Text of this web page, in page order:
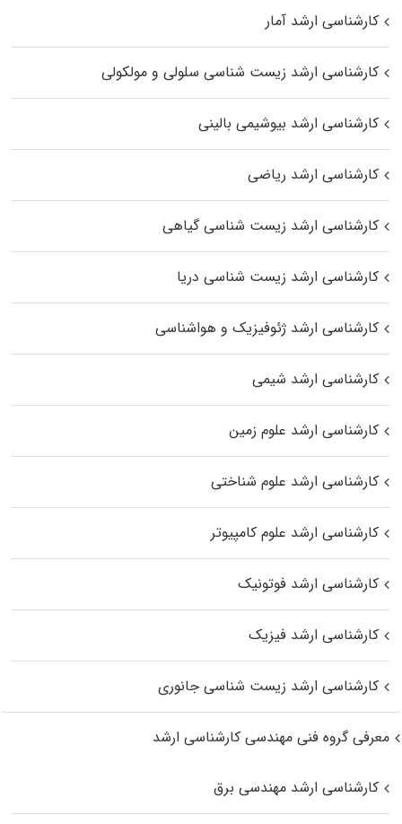
کارشناسی ارشد آمار
کارشناسی ارشد زیست شناسی سلولی و مولکولی
کارشناسی ارشد بیوشیمی بالینی
کارشناسی ارشد ریاضی
کارشناسی ارشد زیست‌ شناسی گیاهی
کارشناسی ارشد زیست‌ شناسی دریا
کارشناسی ارشد ژئوفیزیک و هواشناسی
کارشناسی ارشد شیمی
کارشناسی ارشد علوم زمین
کارشناسی ارشد علوم شناختی
کارشناسی ارشد علوم کامپیوتر
کارشناسی ارشد فوتونیک
کارشناسی ارشد فیزیک
کارشناسی ارشد زیست‌ شناسی جانوری
معرفی گروه فنی مهندسی کارشناسی ارشد
کارشناسی ارشد مهندسی برق